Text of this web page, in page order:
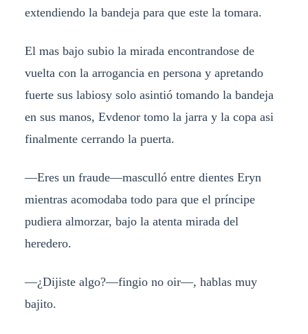
extendiendo la bandeja para que este la tomara.
El mas bajo subio la mirada encontrandose de
vuelta con la arrogancia en persona y apretando
fuerte sus labiosy solo asintió tomando la bandeja
en sus manos, Evdenor tomo la jarra y la copa asi
finalmente cerrando la puerta.
—Eres un fraude—masculló entre dientes Eryn
mientras acomodaba todo para que el príncipe
pudiera almorzar, bajo la atenta mirada del
heredero.
—¿Dijiste algo?—fingio no oir—, hablas muy
bajito.